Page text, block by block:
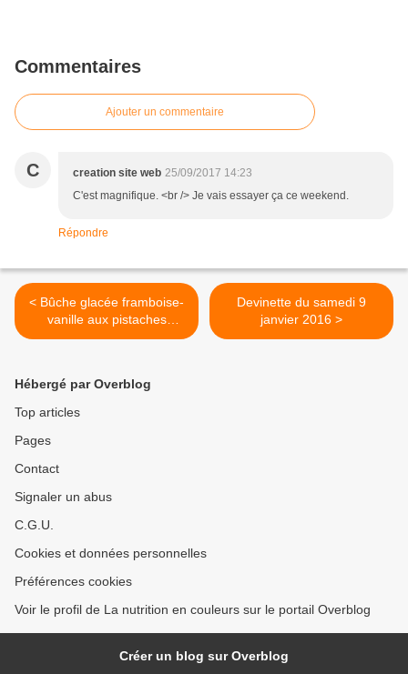
Commentaires
Ajouter un commentaire
C creation site web 25/09/2017 14:23
C'est magnifique. <br /> Je vais essayer ça ce weekend.
Répondre
< Bûche glacée framboise-
vanille aux pistaches
caramélisées
Devinette du samedi 9
janvier 2016 >
Hébergé par Overblog
Top articles
Pages
Contact
Signaler un abus
C.G.U.
Cookies et données personnelles
Préférences cookies
Voir le profil de La nutrition en couleurs sur le portail Overblog
Créer un blog sur Overblog